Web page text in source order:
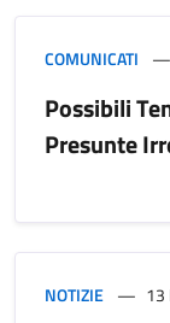
COMUNICATI
Possibili
Presunte
NOTIZIE 13